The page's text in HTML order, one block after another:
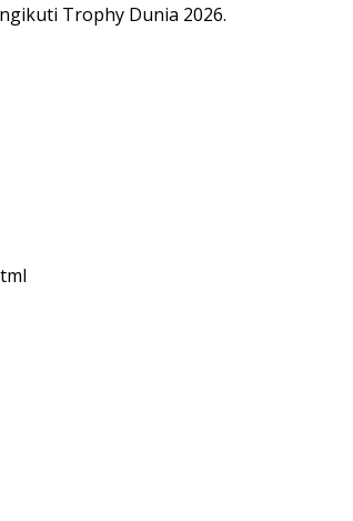
Trophy Dunia 2026.